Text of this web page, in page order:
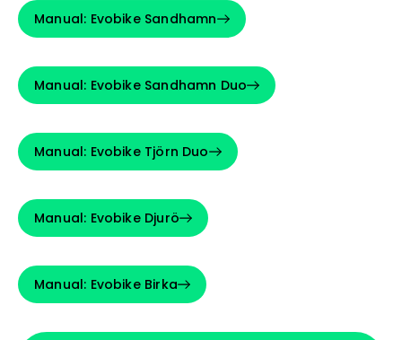
Manual: Evobike Sandhamn
Manual: Evobike Sandhamn Duo
Manual: Evobike Tjörn Duo
Manual: Evobike Djurö
Manual: Evobike Birka